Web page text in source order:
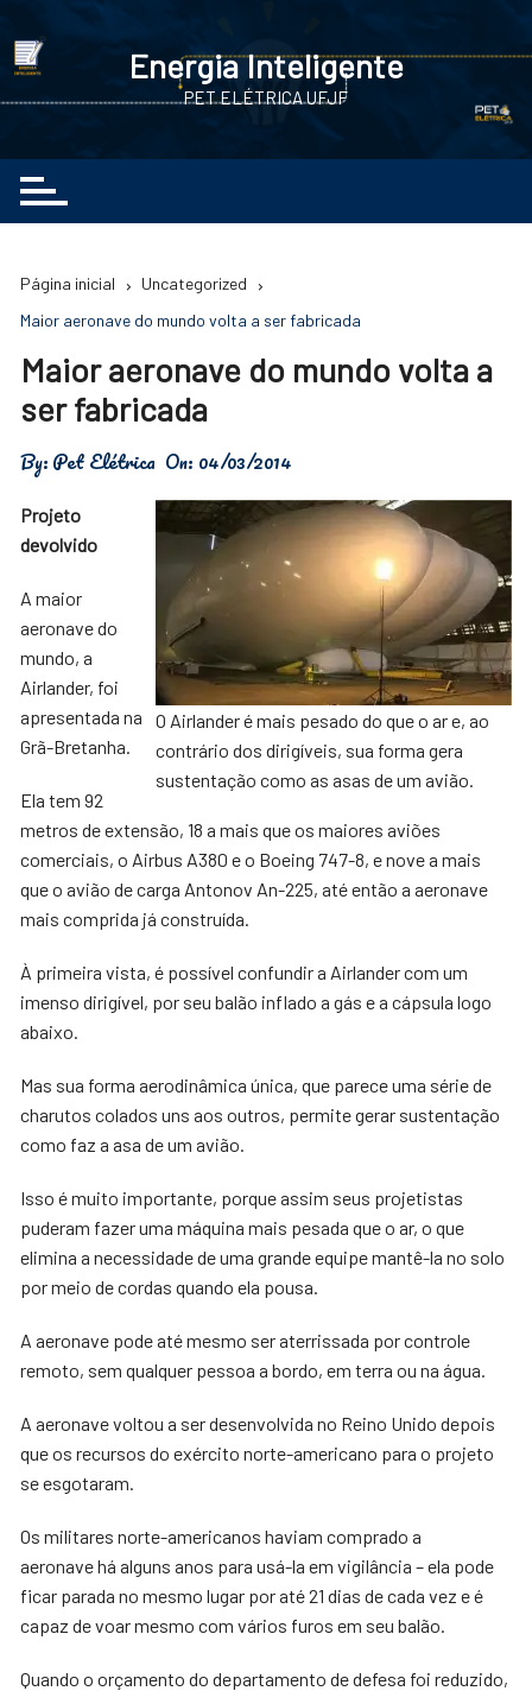
para
conteúdo
Energia Inteligente
PET ELÉTRICA UFJF
Página inicial
Uncategorized
Maior aeronave do mundo volta a ser fabricada
Maior aeronave do mundo volta a
ser fabricada
By:Pet Elétrica On: 04/03/2014
O Airlander é mais pesado do que o ar e, ao
contrário dos dirigíveis, sua forma gera
sustentação como as asas de um avião.
Projeto
devolvido
A maior
aeronave do
mundo, a
Airlander, foi
apresentada na
Grã-Bretanha.
Ela tem 92
metros de extensão, 18 a mais que os maiores aviões
comerciais, o Airbus A380 e o Boeing 747-8, e nove a mais
que o avião de carga Antonov An-225, até então a aeronave
mais comprida já construída.
À primeira vista, é possível confundir a Airlander com um
imenso dirigível, por seu balão inflado a gás e a cápsula logo
abaixo.
Mas sua forma aerodinâmica única, que parece uma série de
charutos colados uns aos outros, permite gerar sustentação
como faz a asa de um avião.
Isso é muito importante, porque assim seus projetistas
puderam fazer uma máquina mais pesada que o ar, o que
elimina a necessidade de uma grande equipe mantê-la no solo
por meio de cordas quando ela pousa.
A aeronave pode até mesmo ser aterrissada por controle
remoto, sem qualquer pessoa a bordo, em terra ou na água.
A aeronave voltou a ser desenvolvida no Reino Unido depois
que os recursos do exército norte-americano para o projeto
se esgotaram.
Os militares norte-americanos haviam comprado a
aeronave há alguns anos para usá-la em vigilância – ela pode
ficar parada no mesmo lugar por até 21 dias de cada vez e é
capaz de voar mesmo com vários furos em seu balão.
Quando o orçamento do departamento de defesa foi reduzido,